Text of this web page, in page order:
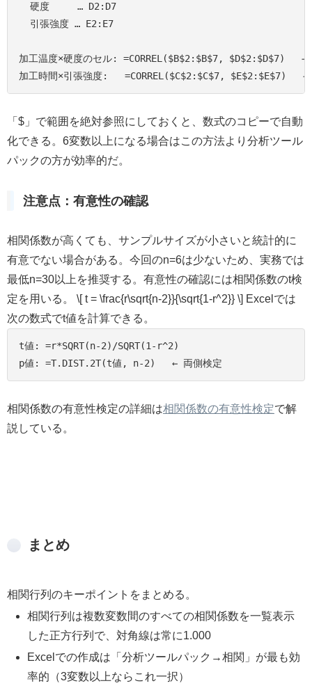
  硬度     … D2:D7
  引張強度 … E2:E7
加工温度×硬度のセル: =CORREL($B$2:$B$7, $D$2:$D$7)
加工時間×引張強度:   =CORREL($C$2:$C$7, $E$2:$E$7)
「$」で範囲を絶対参照にしておくと、数式のコピーで自動
化できる。6変数以上になる場合はこの方法より分析ツール
パックの方が効率的だ。
注意点：有意性の確認
相関係数が高くても、サンプルサイズが小さいと統計的に
有意でない場合がある。今回のn=6は少ないため、実務では
最低n=30以上を推奨する。有意性の確認には相関係数のt検
定を用いる。 \[ t = \frac{r\sqrt{n-2}}{\sqrt{1-r^2}} \] Excelでは
次の数式でt値を計算できる。
t値: =r*SQRT(n-2)/SQRT(1-r^2)
p値: =T.DIST.2T(t値, n-2)   ← 両側検定
相関係数の有意性検定の詳細は相関係数の有意性検定で解
説している。
まとめ
相関行列のキーポイントをまとめる。
相関行列は複数変数間のすべての相関係数を一覧表示
した正方行列で、対角線は常に1.000
Excelでの作成は「分析ツールパック→相関」が最も効
率的（3変数以上ならこれ一択）